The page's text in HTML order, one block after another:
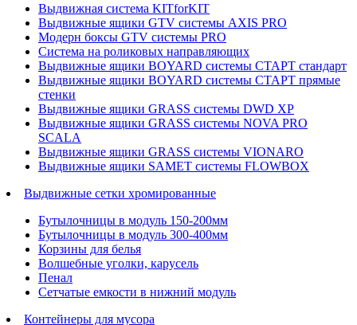
Выдвижная система KITforKIT
Выдвижные ящики GTV системы AXIS PRO
Модерн боксы GTV системы PRO
Система на роликовых направляющих
Выдвижные ящики BOYARD системы СТАРТ стандарт
Выдвижные ящики BOYARD системы СТАРТ прямые
стенки
Выдвижные ящики GRASS системы DWD XP
Выдвижные ящики GRASS системы NOVA PRO
SCALA
Выдвижные ящики GRASS системы VIONARO
Выдвижные ящики SAMET системы FLOWBOX
Выдвижные сетки хромированные
Бутылочницы в модуль 150-200мм
Бутылочницы в модуль 300-400мм
Корзины для белья
Волшебные уголки, карусель
Пенал
Cетчатые емкости в нижний модуль
Контейнеры для мусора